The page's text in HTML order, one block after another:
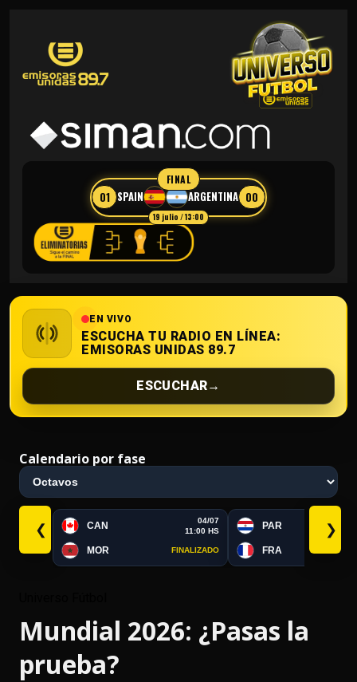
FINAL
01 SPAIN ARGENTINA 00
19 julio / 13:00
EN VIVO
ESCUCHA TU RADIO EN LÍNEA:
EMISORAS UNIDAS 89.7
ESCUCHAR→
Calendario por fase
❮ CAN
04/07
11:00 HS
MOR FINALIZADO
PAR
FRA
❯
Mundial 2026: ¿Pasas la
prueba?